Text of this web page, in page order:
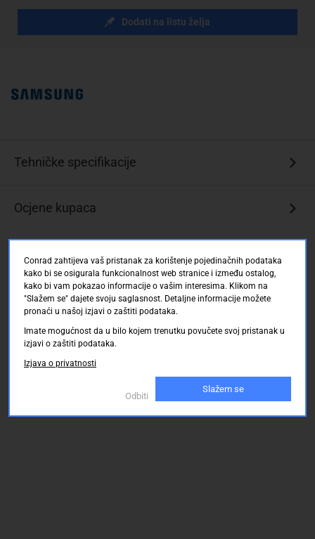
Dodati na listu želja
Tehničke specifikacije
Ocjene kupaca
Conrad zahtijeva vaš pristanak za korištenje pojedinačnih podataka
kako bi se osigurala funkcionalnost web stranice i između ostalog,
kako bi vam pokazao informacije o vašim interesima. Klikom na
"Slažem se" dajete svoju saglasnost. Detaljne informacije možete
pronaći u našoj izjavi o zaštiti podataka.
Imate mogućnost da u bilo kojem trenutku povučete svoj pristanak u
izjavi o zaštiti podataka.
Izjava o privatnosti
Odbiti
Slažem se